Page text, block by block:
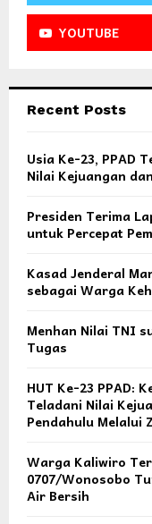
YOUTUBE
Recent Posts
Usia Ke-23, PPAD
Nilai Kejuangan
Presiden Terima
untuk Percepat
Kasad Jenderal
sebagai Warga
Menhan Nilai TNI
Tugas
HUT Ke-23 PPAD:
Teladani Nilai
Pendahulu Melalui
Warga Kaliwiro
0707/Wonosobo
Air Bersih